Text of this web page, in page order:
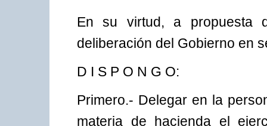
En su virtud, a propuesta
deliberación del Gobierno en
D I S P O N G O:
Primero.- Delegar en la
materia de hacienda el